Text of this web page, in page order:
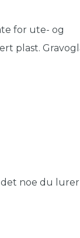
for ute- og
plast.
noe du lurer